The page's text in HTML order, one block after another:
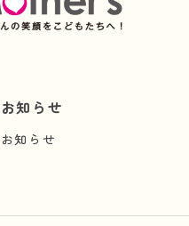
お知らせ
お知らせ